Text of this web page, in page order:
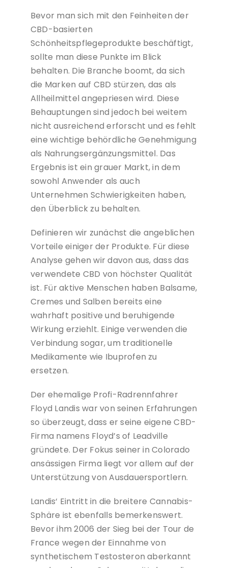
Bevor man sich mit den Feinheiten der
CBD-basierten
Schönheitspflegeprodukte beschäftigt,
sollte man diese Punkte im Blick
behalten. Die Branche boomt, da sich
die Marken auf CBD stürzen, das als
Allheilmittel angepriesen wird. Diese
Behauptungen sind jedoch bei weitem
nicht ausreichend erforscht und es fehlt
eine wichtige behördliche Genehmigung
als Nahrungsergänzungsmittel. Das
Ergebnis ist ein grauer Markt, in dem
sowohl Anwender als auch
Unternehmen Schwierigkeiten haben,
den Überblick zu behalten.
Definieren wir zunächst die angeblichen
Vorteile einiger der Produkte. Für diese
Analyse gehen wir davon aus, dass das
verwendete CBD von höchster Qualität
ist. Für aktive Menschen haben Balsame,
Cremes und Salben bereits eine
wahrhaft positive und beruhigende
Wirkung erziehlt. Einige verwenden die
Verbindung sogar, um traditionelle
Medikamente wie Ibuprofen zu
ersetzen.
Der ehemalige Profi-Radrennfahrer
Floyd Landis war von seinen Erfahrungen
so überzeugt, dass er seine eigene CBD-
Firma namens Floyd’s of Leadville
gründete. Der Fokus seiner in Colorado
ansässigen Firma liegt vor allem auf der
Unterstützung von Ausdauersportlern.
Landis‘ Eintritt in die breitere Cannabis-
Sphäre ist ebenfalls bemerkenswert.
Bevor ihm 2006 der Sieg bei der Tour de
France wegen der Einnahme von
synthetischem Testosteron aberkannt